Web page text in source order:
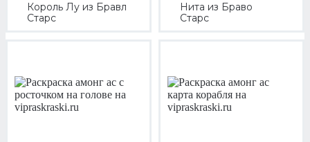
Король Лу из Бравл
Старс
Нита из Браво
Старс